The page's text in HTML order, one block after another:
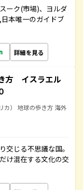
ーク(市場)、ヨルダ
本唯一のガイドブ
詳細を見る
方 イスラエル
カ） 地球の歩き方 海外
交じる不思議な国。
け混在する文化の交